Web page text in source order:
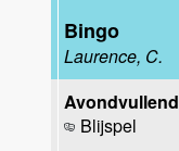
Bingo
Laurence, C.
Avondvullend
Blijspel